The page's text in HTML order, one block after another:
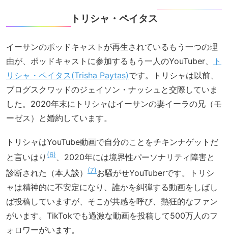
トリシャ・ペイタス
イーサンのポッドキャストが再生されているもう一つの理
由が、ポッドキャストに参加するもう一人のYouTuber、
ト
リシャ・ペイタス(Trisha Paytas)です。トリシャは以前、
ブログスクワッドのジェイソン・ナッシュと交際していま
した。2020年末にトリシャはイーサンの妻イーラの兄（モ
ーゼス）と婚約しています。
トリシャはYouTube動画で自分のことをチキンナゲットだ
と言いはり 6 、2020年には境界性パーソナリティ障害と
診断された（本人談）
7 お騒がせYouTuberです。トリシ
ャは精神的に不安定になり、誰かを糾弾する動画をしばし
ば投稿していますが、そこが共感を呼び、熱狂的なファン
がいます。TikTokでも過激な動画を投稿して500万人のフ
ォロワーがいます。